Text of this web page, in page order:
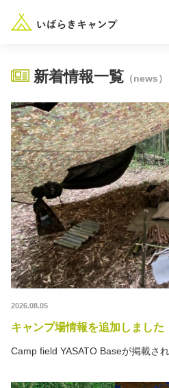
― AUTUMN
イベント-ト
“いばらき”のキャ
楽しみ方
イベント情報
海辺キャンプ
新着情報一覧 （news）
2026.08.05
キャンプ場情報を追加しました
Camp field YASATO Baseが掲載され